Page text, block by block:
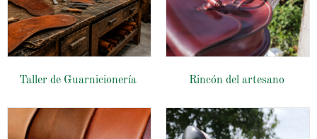
Taller de Guarnicionería Rincón del artesano